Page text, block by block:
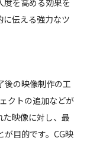
度を高める効果を
に伝える強力なツ
後の映像制作の工
クトの追加などが
た映像に対し、最
目的です。CG映